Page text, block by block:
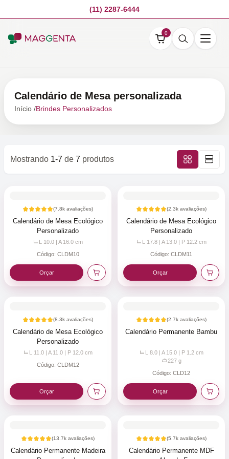
(11) 2287-6444
0
Calendário de Mesa personalizada
Início /Brindes Personalizados
Mostrando 1-7 de 7 produtos
(7.8k avaliações)
Calendário de Mesa Ecológico
Personalizado
L 10.0 | A 16.0 cm
Código: CLDM10
Orçar
(2.3k avaliações)
Calendário de Mesa Ecológico
Personalizado
L 17.8 | A 13.0 | P 12.2 cm
Código: CLDM11
Orçar
(8.3k avaliações)
Calendário de Mesa Ecológico
Personalizado
L 11.0 | A 11.0 | P 12.0 cm
Código: CLDM12
Orçar
(2.7k avaliações)
Calendário Permanente Bambu
L 8.0 | A 15.0 | P 1.2 cm
227g
Código: CLD12
Orçar
(13.7k avaliações)
Calendário Permanente Madeira
(5.7k avaliações)
Calendário Permanente MDF